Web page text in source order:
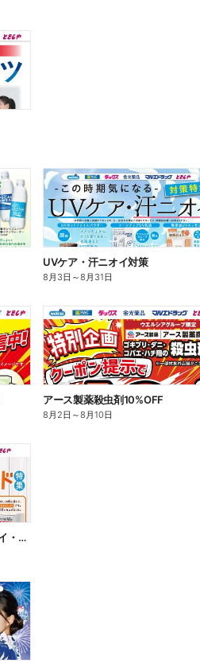
UVケア・汗ニオイ対策
8月3日 ～8月31日
アース製薬殺虫剤10%OFF
8月2日 ～8月10日
私のカラダにちょうどいい。マイ・サプリフード